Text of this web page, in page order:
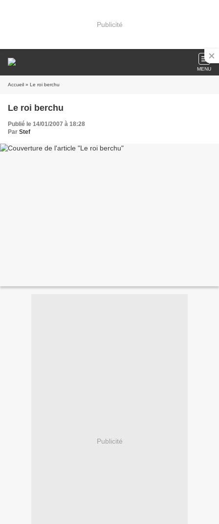
Publicité
MENU
Accueil » Le roi berchu
Le roi berchu
Publié le 14/01/2007 à 18:28
Par Stef
Publicité